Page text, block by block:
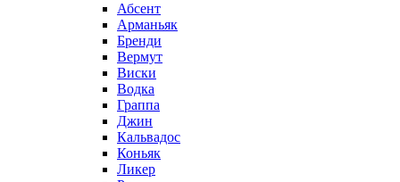
Абсент
Арманьяк
Бренди
Вермут
Виски
Водка
Граппа
Джин
Кальвадос
Коньяк
Ликер